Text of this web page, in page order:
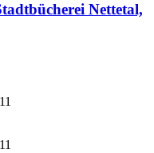
Nettetal,